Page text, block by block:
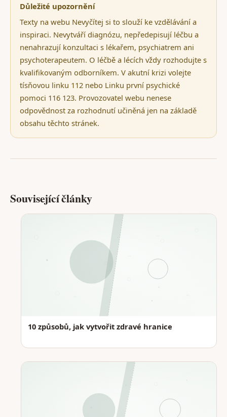
Důležité upozornění
Texty na webu Nevyčítej si to slouží ke vzdělávání a
inspiraci. Nevytváří diagnózu, nepředepisují léčbu a
nenahrazují konzultaci s lékařem, psychiatrem ani
psychoterapeutem. O léčbě a lécích vždy rozhodujte s
kvalifikovaným odborníkem. V akutní krizi volejte
tísňovou linku 112 nebo Linku první psychické
pomoci 116 123. Provozovatel webu nenese
odpovědnost za rozhodnutí učiněná jen na základě
obsahu těchto stránek.
Související články
10 způsobů, jak vytvořit zdravé hranice